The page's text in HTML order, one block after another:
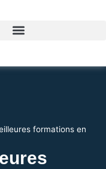
formations en